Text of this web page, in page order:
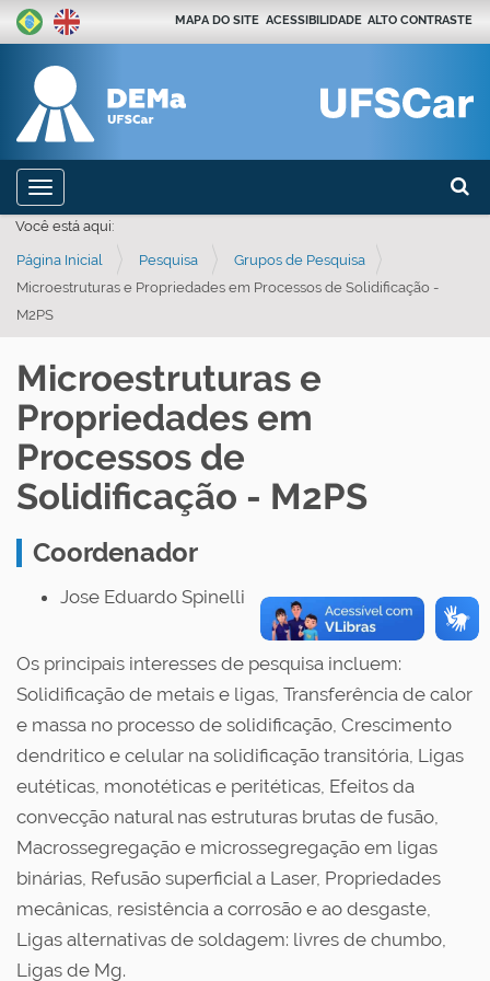
Busca
MAPA DO SITE ACESSIBILIDADE ALTO CONTRASTE
Toggle navigation
Você está aqui:
Página Inicial Pesquisa
Grupos de Pesquisa
Microestruturas e Propriedades em Processos de Solidificação -
M2PS
Microestruturas e
Propriedades em
Processos de
Solidificação - M2PS
Coordenador
Jose Eduardo Spinelli
Os principais interesses de pesquisa incluem:
Solidificação de metais e ligas, Transferência de calor
e massa no processo de solidificação, Crescimento
dendritico e celular na solidificação transitória, Ligas
eutéticas, monotéticas e peritéticas, Efeitos da
convecção natural nas estruturas brutas de fusão,
Macrossegregação e microssegregação em ligas
binárias, Refusão superficial a Laser, Propriedades
mecânicas, resistência a corrosão e ao desgaste,
Ligas alternativas de soldagem: livres de chumbo,
Ligas de Mg.